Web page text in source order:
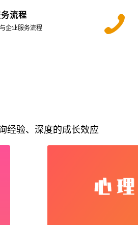
流程
企业服务流程
经验、深度的成长效应